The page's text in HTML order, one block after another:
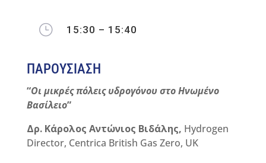
} 15:30 – 15:40
ΠΑΡΟΥΣΙΑΣΗ
“Οι μικρές πόλεις υδρογόνου στο Ηνωμένο
Βασίλειο”
Δρ. Κάρολος Αντώνιος Βιδάλης, Hydrogen
Director, Centrica British Gas Zero, UK